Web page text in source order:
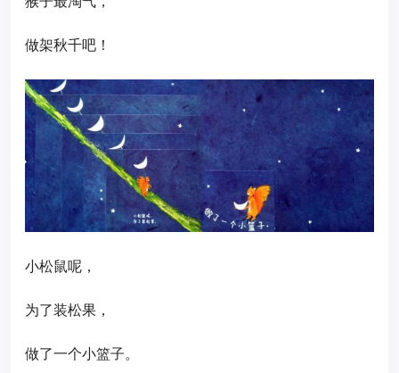
做架秋千吧！
小松鼠呢，
为了装松果，
做了一个小篮子。